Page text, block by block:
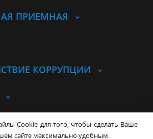
ПРИЕМНАЯ
КОРРУПЦИИ
города
Карта сайта
Cookie для того, чтобы сделать Ваше
сайте максимально удобным.